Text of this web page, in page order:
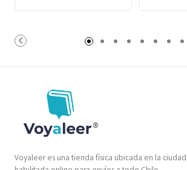
Voyaleer es una tienda física ubicada en la